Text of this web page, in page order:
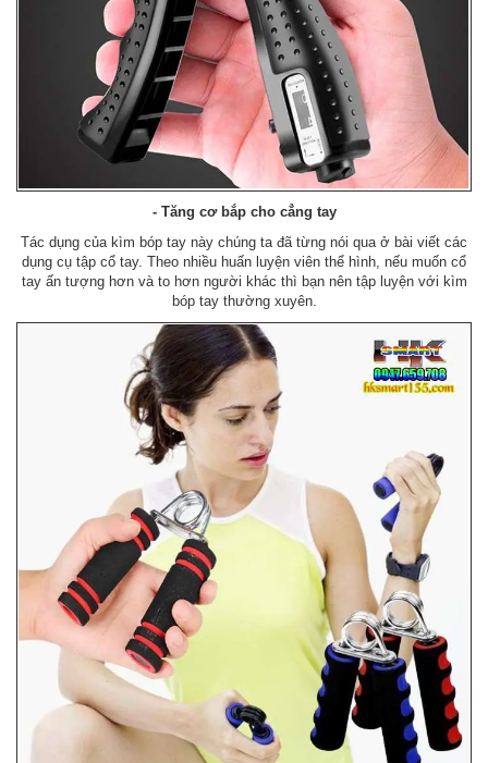
- Tăng cơ bắp cho cẳng tay
Tác dụng của kìm bóp tay này chúng ta đã từng nói qua ở bài viết các
dụng cụ tập cổ tay. Theo nhiều huấn luyện viên thể hình, nếu muốn cổ
tay ấn tượng hơn và to hơn người khác thì bạn nên tập luyện với kìm
bóp tay thường xuyên.